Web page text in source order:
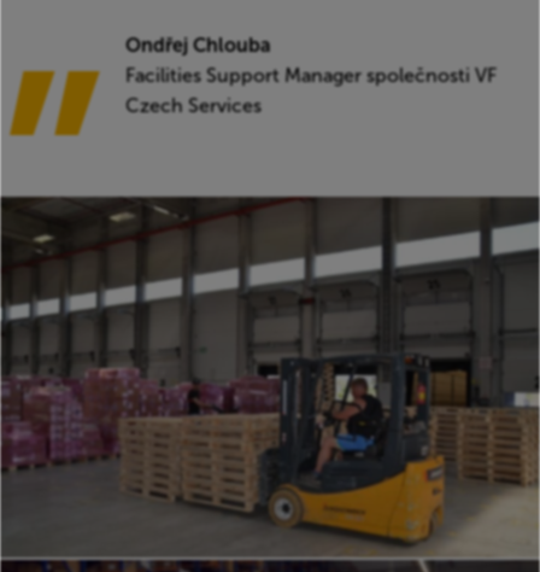
Ondřej Chlouba
Facilities Support Manager společnosti VF
Czech Services